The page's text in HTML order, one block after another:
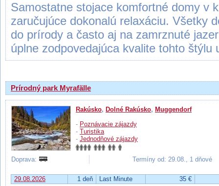
Samostatne stojace komfortné domy v
zaručujúce dokonalú relaxáciu. Všetky
do prírody a často aj na zamrznuté
úplne zodpovedajúca kvalite tohto štýlu
Prírodný park Myrafälle
Rakúsko, Dolné Rakúsko, Muggendorf
- Poznávacie zájazdy
- Turistika
- Jednodňové zájazdy
Doprava: Termíny od: 29.08., 1 dňové
29.08.2026 1 deň Last Minute 35 €